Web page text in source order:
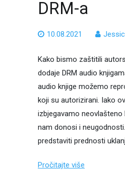
DRM-a
10.08.2021 Jessic
Kako bismo zaštitili
dodaje DRM audio
audio knjige možemo
koji su autorizirani. Iako
izbjegavamo
nam donosi i
predstaviti prednosti
Pročitajte više